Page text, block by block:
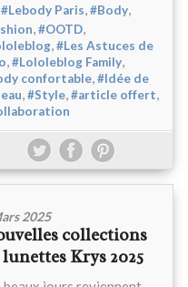
#Lebody Paris,#Body,
,#OOTD,
,#Les Astuces de
,#Lololeblog Family,
confortable,#Idée de
,#Style,#article offert,
2025
collections
lunettes Krys 2025